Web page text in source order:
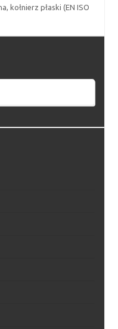
kołnierz płaski (EN ISO